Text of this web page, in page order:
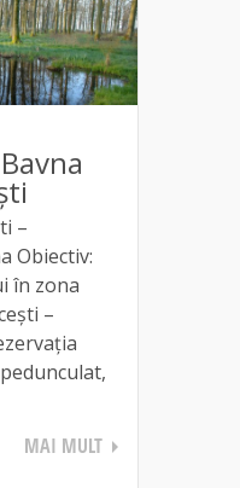
–
Obiectiv:
în zona
–
MAI MULT